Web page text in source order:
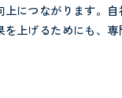
につながります。自
上げるためにも、専